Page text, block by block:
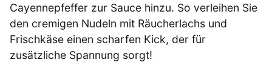
Cayennepfeffer zur Sauce hinzu. So verleihen Sie
den cremigen Nudeln mit Räucherlachs und
Frischkäse einen scharfen Kick, der für
zusätzliche Spannung sorgt!